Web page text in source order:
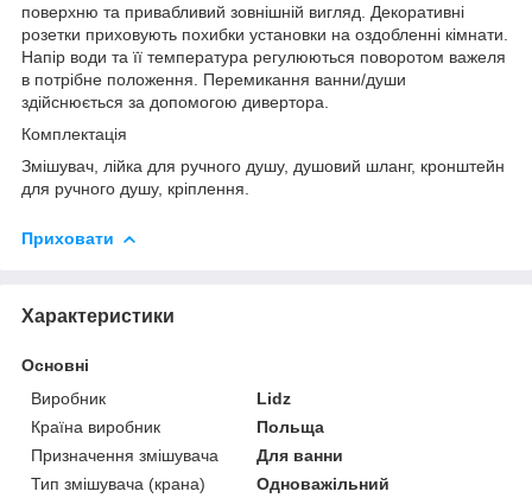
поверхню та привабливий зовнішній вигляд. Декоративні
розетки приховують похибки установки на оздобленні кімнати.
Напір води та її температура регулюються поворотом важеля
в потрібне положення. Перемикання ванни/души
здійснюється за допомогою дивертора.
Комплектація
Змішувач, лійка для ручного душу, душовий шланг, кронштейн
для ручного душу, кріплення.
Приховати
Характеристики
Основні
Виробник
Lidz
Країна виробник
Польща
Призначення змішувача
Для ванни
Тип змішувача (крана)
Одноважільний